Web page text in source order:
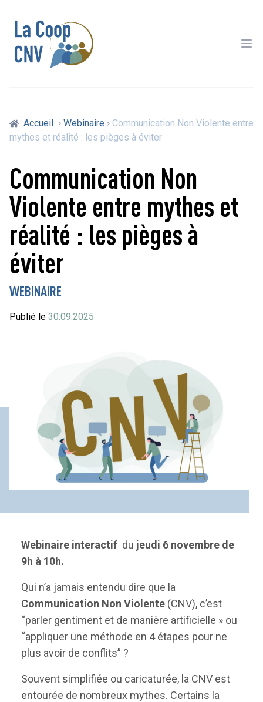
Accueil Webinaire
Communication Non Violente entre
mythes et réalité : les pièges à éviter
Communication Non
Violente entre mythes et
réalité : les pièges à
éviter
WEBINAIRE
Publié le 30.09.2025
Webinaire interactif du jeudi 6 novembre de
9h à 10h.
Qui n’a jamais entendu dire que la
Communication Non Violente (CNV), c’est
“parler gentiment et de manière artificielle » ou
“appliquer une méthode en 4 étapes pour ne
plus avoir de conflits” ?
Souvent simplifiée ou caricaturée, la CNV est
entourée de nombreux mythes. Certains la